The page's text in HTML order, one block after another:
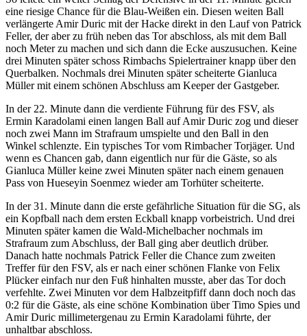
eine riesige Chance für die Blau-Weißen ein. Diesen weiten Ball
verlängerte Amir Duric mit der Hacke direkt in den Lauf von Patrick
Feller, der aber zu früh neben das Tor abschloss, als mit dem Ball
noch Meter zu machen und sich dann die Ecke auszusuchen. Keine
drei Minuten später schoss Rimbachs Spielertrainer knapp über den
Querbalken. Nochmals drei Minuten später scheiterte Gianluca
Müller mit einem schönen Abschluss am Keeper der Gastgeber.
In der 22. Minute dann die verdiente Führung für des FSV, als
Ermin Karadolami einen langen Ball auf Amir Duric zog und dieser
noch zwei Mann im Strafraum umspielte und den Ball in den
Winkel schlenzte. Ein typisches Tor vom Rimbacher Torjäger. Und
wenn es Chancen gab, dann eigentlich nur für die Gäste, so als
Gianluca Müller keine zwei Minuten später nach einem genauen
Pass von Hueseyin Soenmez wieder am Torhüter scheiterte.
In der 31. Minute dann die erste gefährliche Situation für die SG, als
ein Kopfball nach dem ersten Eckball knapp vorbeistrich. Und drei
Minuten später kamen die Wald-Michelbacher nochmals im
Strafraum zum Abschluss, der Ball ging aber deutlich drüber.
Danach hatte nochmals Patrick Feller die Chance zum zweiten
Treffer für den FSV, als er nach einer schönen Flanke von Felix
Plücker einfach nur den Fuß hinhalten musste, aber das Tor doch
verfehlte. Zwei Minuten vor dem Halbzeitpfiff dann doch noch das
0:2 für die Gäste, als eine schöne Kombination über Timo Spies und
Amir Duric millimetergenau zu Ermin Karadolami führte, der
unhaltbar abschloss.